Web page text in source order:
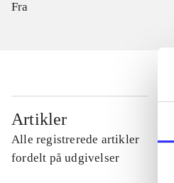
Fra
Artikler
Alle registrerede artikler
fordelt på udgivelser